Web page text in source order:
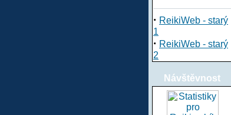
· ReikiWeb - starý
1
· ReikiWeb - starý
2
Návštěvnost